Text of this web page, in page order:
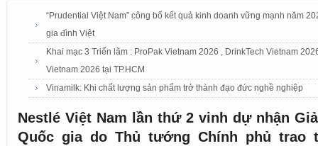
“Prudential Việt Nam” công bố kết quả kinh doanh vững mạnh năm
gia đình Việt
Khai mạc 3 Triển lãm : ProPak Vietnam 2026 , DrinkTech Vietnam
Vietnam 2026 tại TP.HCM
Vinamilk: Khi chất lượng sản phẩm trở thành đạo đức nghề nghiệp
Nestlé Việt Nam lần thứ 2 vinh dự nhận
Quốc gia do Thủ tướng Chính phủ trao